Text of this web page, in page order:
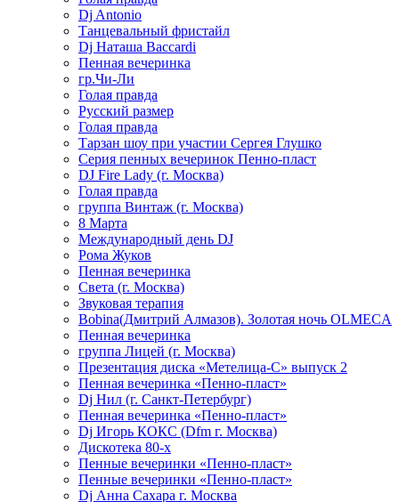
Dj Antonio
Танцевальный фристайл
Dj Наташа Baccardi
Пенная вечеринка
гр.Чи-Ли
Голая правда
Русский размер
Голая правда
Тарзан шоу при участии Сергея Глушко
Серия пенных вечеринок Пенно-пласт
DJ Fire Lady (г. Москва)
Голая правда
группа Винтаж (г. Москва)
8 Марта
Международный день DJ
Рома Жуков
Пенная вечеринка
Света (г. Москва)
Звуковая терапия
Bobina(Дмитрий Алмазов). Золотая ночь OLMECA
Пенная вечеринка
группа Лицей (г. Москва)
Презентация диска «Метелица-С» выпуск 2
Пенная вечеринка «Пенно-пласт»
Dj Нил (г. Санкт-Петербург)
Пенная вечеринка «Пенно-пласт»
Dj Игорь КОКС (Dfm г. Москва)
Дискотека 80-х
Пенные вечеринки «Пенно-пласт»
Пенные вечеринки «Пенно-пласт»
Dj Анна Сахара г. Москва